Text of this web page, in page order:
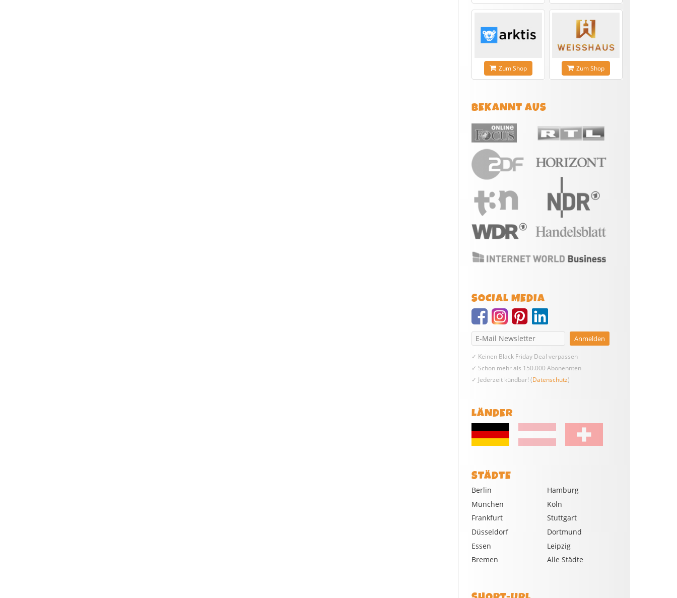
Zum Shop Zum Shop
BEKANNT AUS
SOCIAL MEDIA
✓ Keinen Black Friday Deal verpassen
✓ Schon mehr als 150.000 Abonennten
✓ Jederzeit kündbar! (Datenschutz)
LÄNDER
STÄDTE
Berlin
Hamburg
München
Köln
Frankfurt
Stuttgart
Düsseldorf
Dortmund
Essen
Leipzig
Bremen
Alle Städte